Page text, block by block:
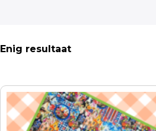
Enig resultaat